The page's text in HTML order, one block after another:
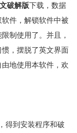
破解版下载，数据
件，解锁软件中被
制使用了。并且，
，摆脱了英文界面
地使用本软件，欢
得到安装程序和破